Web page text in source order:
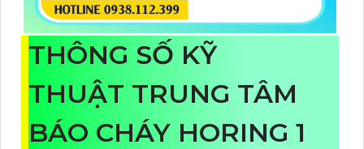
THÔNG SỐ KỸ
THUẬT TRUNG TÂM
BÁO CHÁY HORING 1